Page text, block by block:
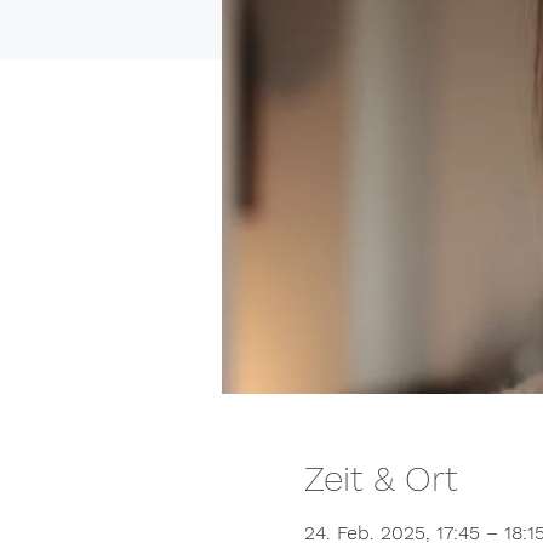
Zeit & Ort
24. Feb. 2025, 17:45 –